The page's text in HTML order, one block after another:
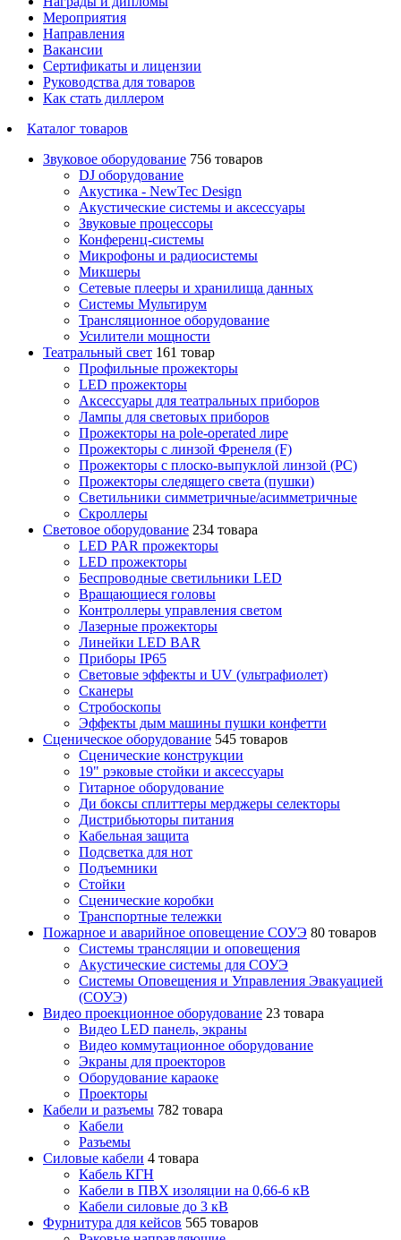
Мероприятия
Направления
Вакансии
Сертификаты и лицензии
Руководства для товаров
Как стать диллером
Каталог товаров
Звуковое оборудование 756 товаров
DJ оборудование
Акустика - NewTec Design
Акустические системы и аксессуары
Звуковые процессоры
Конференц-системы
Микрофоны и радиосистемы
Микшеры
Сетевые плееры и хранилища данных
Системы Мультирум
Трансляционное оборудование
Усилители мощности
Театральный свет 161 товар
Профильные прожекторы
LED прожекторы
Аксессуары для театральных приборов
Лампы для световых приборов
Прожекторы на pole-operated лире
Прожекторы с линзой Френеля (F)
Прожекторы с плоско-выпуклой линзой (PC)
Прожекторы следящего света (пушки)
Светильники симметричные/асимметричные
Скроллеры
Световое оборудование 234 товара
LED PAR прожекторы
LED прожекторы
Беспроводные светильники LED
Вращающиеся головы
Контроллеры управления светом
Лазерные прожекторы
Линейки LED BAR
Приборы IP65
Световые эффекты и UV (ультрафиолет)
Сканеры
Стробоскопы
Эффекты дым машины пушки конфетти
Сценическое оборудование 545 товаров
Сценические конструкции
19" рэковые стойки и аксесcуары
Гитарное оборудование
Ди боксы сплиттеры мерджеры селекторы
Дистрибьюторы питания
Кабельная защита
Подсветка для нот
Подъемники
Стойки
Сценические коробки
Транспортные тележки
Пожарное и аварийное оповещение СОУЭ 80 товаров
Cистемы трансляции и оповещения
Акустические системы для СОУЭ
Системы Оповещения и Управления Эвакуацией
(СОУЭ)
Видео проекционное оборудование 23 товара
Видео LED панель, экраны
Видео коммутационное оборудование
Экраны для проекторов
Оборудование караоке
Проекторы
Кабели и разъемы 782 товара
Кабели
Разъемы
Силовые кабели 4 товара
Кабель КГН
Кабели в ПВХ изоляции на 0,66-6 кВ
Кабели силовые до 3 кВ
Фурнитура для кейсов 565 товаров